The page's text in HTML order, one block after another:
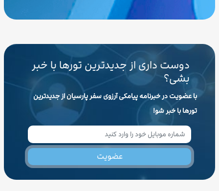
دوست داری از جدیدترین تورها با خبر
بشی؟
با عضویت در خبرنامه پیامکی آرزوی سفر پارسیان از جدیدترین
تورها با خبر شو!
عضویت